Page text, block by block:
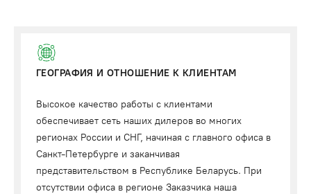
ГЕОГРАФИЯ И ОТНОШЕНИЕ К КЛИЕНТАМ
Высокое качество работы с клиентами
обеспечивает сеть наших дилеров во многих
регионах России и СНГ, начиная с главного офиса в
Санкт-Петербурге и заканчивая
представительством в Республике Беларусь. При
отсутствии офиса в регионе Заказчика наша